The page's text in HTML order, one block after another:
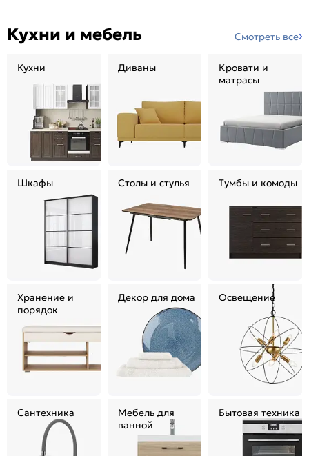
Кухни и мебель Смотреть все
Кухни Диваны
Кровати и
матрасы
Шкафы Столы и стулья Тумбы и комоды
Хранение и
порядок
Декор для дома Освещение
Сантехника
Мебель для
ванной
Бытовая техника